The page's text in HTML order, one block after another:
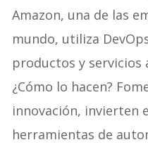
Amazon, una de las
mundo, utiliza
productos y
¿Cómo lo hacen?
innovación, invierten
herramientas de